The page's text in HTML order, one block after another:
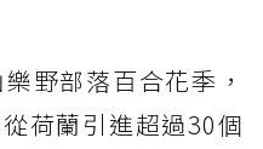
野部落百合花季，
荷蘭引進超過30個